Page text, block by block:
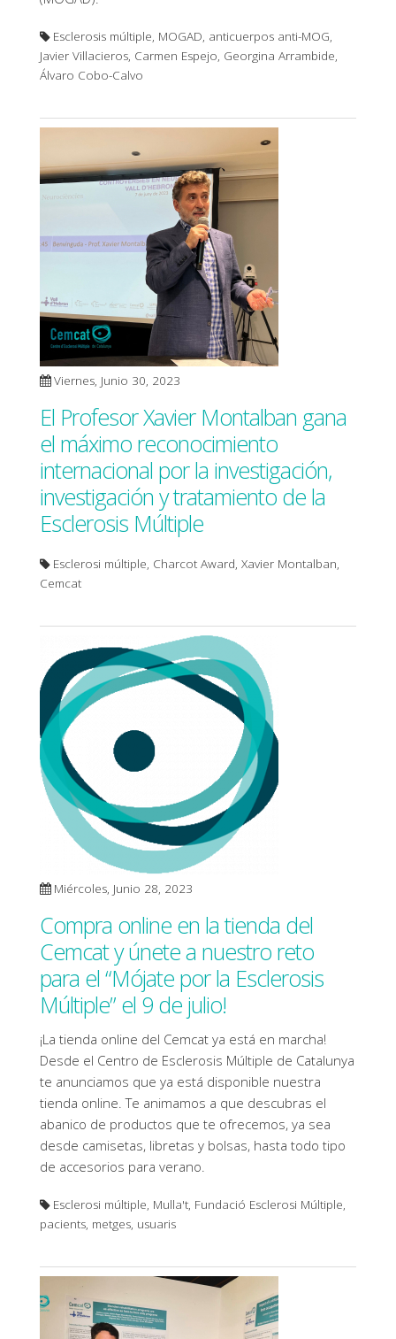
Esclerosis múltiple, MOGAD, anticuerpos anti-MOG,
Javier Villacieros, Carmen Espejo, Georgina Arrambide,
Álvaro Cobo-Calvo
Viernes, Junio 30, 2023
El Profesor Xavier Montalban gana
el máximo reconocimiento
internacional por la investigación,
investigación y tratamiento de la
Esclerosis Múltiple
Esclerosi múltiple, Charcot Award, Xavier Montalban,
Cemcat
Miércoles, Junio 28, 2023
Compra online en la tienda del
Cemcat y únete a nuestro reto
para el “Mójate por la Esclerosis
Múltiple” el 9 de julio!
¡La tienda online del Cemcat ya está en marcha!
Desde el Centro de Esclerosis Múltiple de Catalunya
te anunciamos que ya está disponible nuestra
tienda online. Te animamos a que descubras el
abanico de productos que te ofrecemos, ya sea
desde camisetas, libretas y bolsas, hasta todo tipo
de accesorios para verano.
Esclerosi múltiple, Mulla't, Fundació Esclerosi Múltiple,
pacients, metges, usuaris